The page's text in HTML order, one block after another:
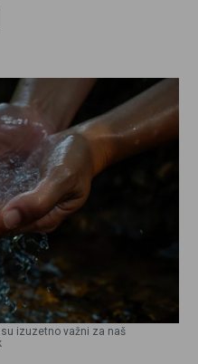
izuzetno važni za naš